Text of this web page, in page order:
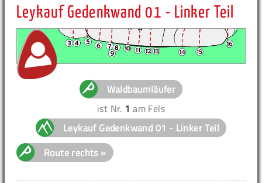
Leykauf Gedenkwand 01 - Linker Teil
Waldbaumläufer
ist Nr. 1 am Fels
Leykauf Gedenkwand 01 - Linker Teil
Route rechts »